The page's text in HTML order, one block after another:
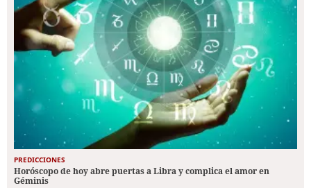
PREDICCIONES
Horóscopo de hoy abre puertas a Libra y complica el amor en
Géminis